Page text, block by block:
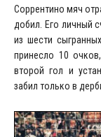
Соррентино мяч
добил. Его личный
из шести
принесло 10
второй гол и
забил только в